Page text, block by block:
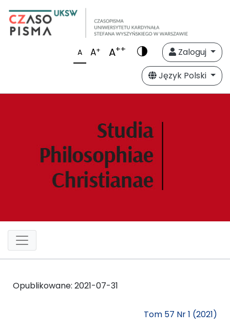
A A+ A++
Zaloguj
Język Polski
Opublikowane: 2021-07-31
Tom 57 Nr 1 (2021)